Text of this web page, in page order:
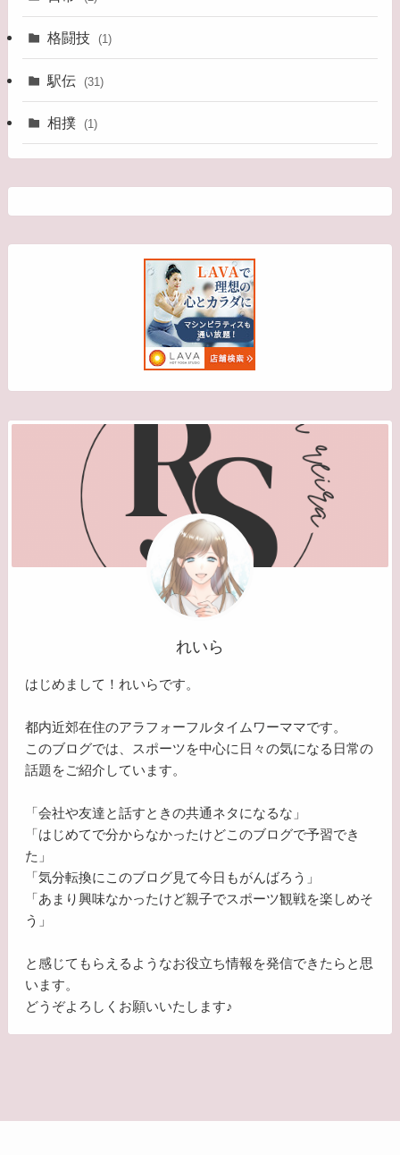
格闘技 (1)
駅伝 (31)
相撲 (1)
れいら
はじめまして！れいらです。
都内近郊在住のアラフォーフルタイムワーママです。
このブログでは、スポーツを中心に日々の気になる日常の
話題をご紹介しています。
「会社や友達と話すときの共通ネタになるな」
「はじめてで分からなかったけどこのブログで予習でき
た」
「気分転換にこのブログ見て今日もがんばろう」
「あまり興味なかったけど親子でスポーツ観戦を楽しめそ
う」
と感じてもらえるようなお役立ち情報を発信できたらと思
います。
どうぞよろしくお願いいたします♪